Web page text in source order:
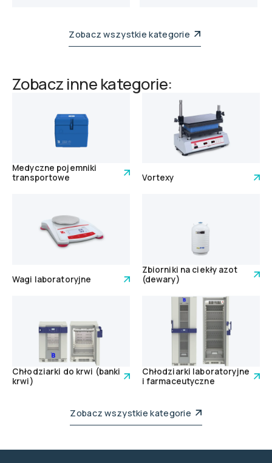
Zobacz wszystkie kategorie
Zobacz inne kategorie:
Medyczne pojemniki
transportowe
Vortexy
Wagi laboratoryjne
Zbiorniki na ciekły azot
(dewary)
Chłodziarki do krwi (banki
krwi)
Chłodziarki laboratoryjne
i farmaceutyczne
Zobacz wszystkie kategorie